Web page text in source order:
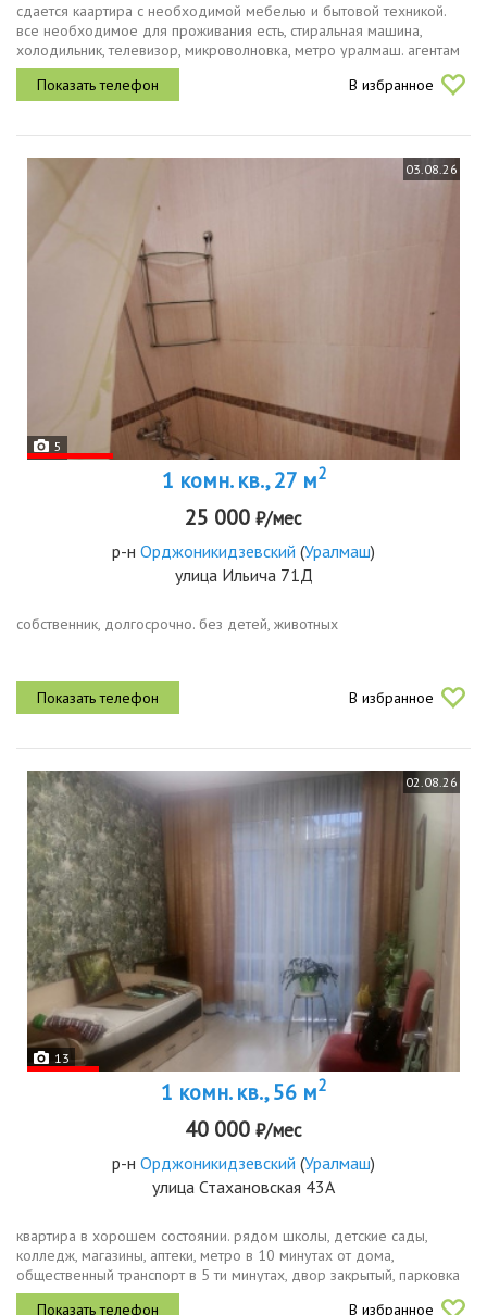
сдается каартира с необходимой мебелью и бытовой техникой.
все необходимое для проживания есть, стиральная машина,
холодильник, телевизор, микроволновка, метро уралмаш. агентам
не бесспокоить
В избранное
03.08.26
5
1 комн. кв., 27 м2
25 000 ₽/мес
р-н Орджоникидзевский (Уралмаш)
улица Ильича 71Д
собственник, долгосрочно. без детей, животных
В избранное
02.08.26
13
1 комн. кв., 56 м2
40 000 ₽/мес
р-н Орджоникидзевский (Уралмаш)
улица Стахановская 43А
квартира в хорошем состоянии. рядом школы, детские сады,
колледж, магазины, аптеки, метро в 10 минутах от дома,
общественный транспорт в 5 ти минутах, двор закрытый, парковка
наземная, шлагбаум, детская площадка.своя терраса, есть
В избранное